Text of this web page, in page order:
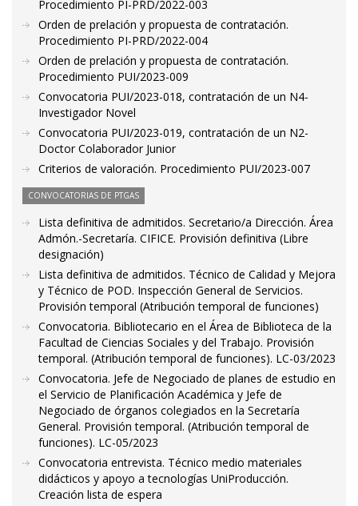
Procedimiento PI-PRD/2022-003
Orden de prelación y propuesta de contratación.
Procedimiento PI-PRD/2022-004
Orden de prelación y propuesta de contratación.
Procedimiento PUI/2023-009
Convocatoria PUI/2023-018, contratación de un N4-
Investigador Novel
Convocatoria PUI/2023-019, contratación de un N2-
Doctor Colaborador Junior
Criterios de valoración. Procedimiento PUI/2023-007
CONVOCATORIAS DE PTGAS
Lista definitiva de admitidos. Secretario/a Dirección. Área
Admón.-Secretaría. CIFICE. Provisión definitiva (Libre
designación)
Lista definitiva de admitidos. Técnico de Calidad y Mejora
y Técnico de POD. Inspección General de Servicios.
Provisión temporal (Atribución temporal de funciones)
Convocatoria. Bibliotecario en el Área de Biblioteca de la
Facultad de Ciencias Sociales y del Trabajo. Provisión
temporal. (Atribución temporal de funciones). LC-03/2023
Convocatoria. Jefe de Negociado de planes de estudio en
el Servicio de Planificación Académica y Jefe de
Negociado de órganos colegiados en la Secretaría
General. Provisión temporal. (Atribución temporal de
funciones). LC-05/2023
Convocatoria entrevista. Técnico medio materiales
didácticos y apoyo a tecnologías UniProducción.
Creación lista de espera